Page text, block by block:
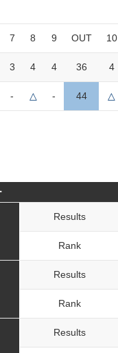
7 8 9 OUT 10
3 4 4 36 4
- △ - 44 △
Results
Rank
Results
Rank
Results